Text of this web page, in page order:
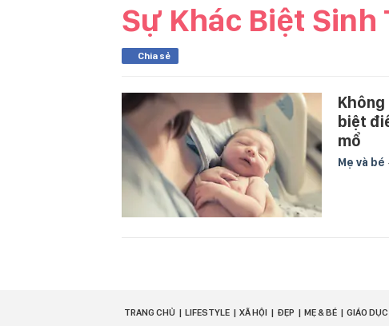
Sự Khác Biệt Sinh
Chia sẻ
biệt
mổ
Mẹ và bé
TRANG CHỦ LIFESTYLE XÃ HỘI ĐẸP MẸ & BÉ GIÁO DỤC